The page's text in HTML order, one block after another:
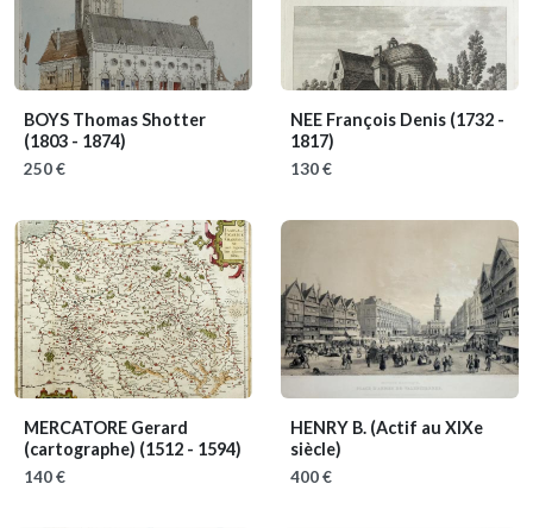
BOYS Thomas Shotter
(1803 - 1874)
250 €
NEE François Denis (1732 -
1817)
130 €
MERCATORE Gerard
(cartographe) (1512 - 1594)
140 €
HENRY B. (Actif au XIXe
siècle)
400 €